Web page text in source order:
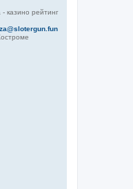
- казино рейтинг